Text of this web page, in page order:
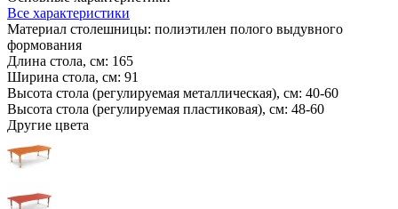
Все характеристики
Материал столешницы: полиэтилен полого выдувного
формования
Длина стола, см: 165
Ширина стола, см: 91
Высота стола (регулируемая металлическая), см: 40-60
Высота стола (регулируемая пластиковая), см: 48-60
Другие цвета